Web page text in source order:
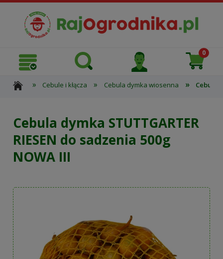
» Cebule i kłącza » Cebula dymka wiosenna » Cebula
Cebula dymka STUTTGARTER
RIESEN do sadzenia 500g
NOWA III